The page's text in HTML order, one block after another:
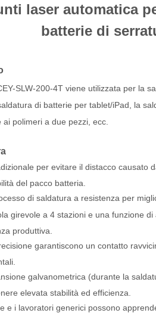
laser automatica
batterie di
SLW-200-4T viene utilizzata per la
di batterie per tablet/iPad, la
polimeri a due pezzi, ecc.
per evitare il distacco causato
del pacco batteria.
di saldatura a resistenza per
girevole a 4 stazioni e una funzione
produttiva.
garantiscono un contatto
galvanometrica (durante la
elevata stabilità ed efficienza.
e i lavoratori generici possono